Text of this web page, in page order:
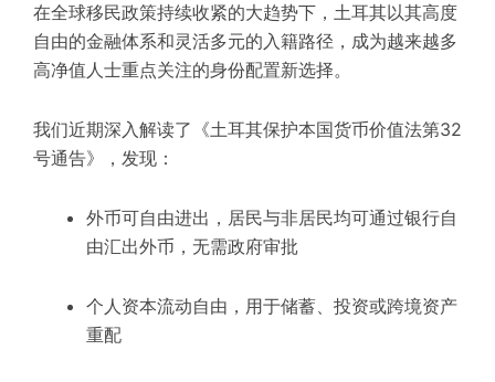
在全球移民政策持续收紧的大趋势下，土耳其以其高度
自由的金融体系和灵活多元的入籍路径，成为越来越多
高净值人士重点关注的身份配置新选择。
我们近期深入解读了《土耳其保护本国货币价值法第32
号通告》，发现：
外币可自由进出，居民与非居民均可通过银行自
由汇出外币，无需政府审批
个人资本流动自由，用于储蓄、投资或跨境资产
重配